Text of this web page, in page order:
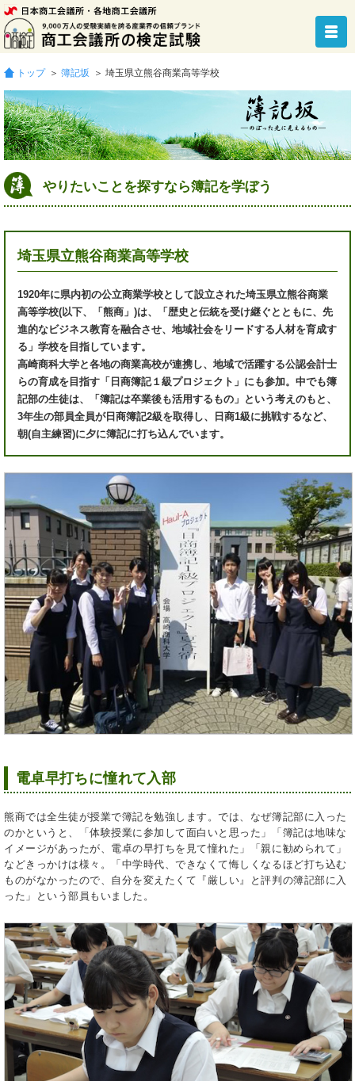
トップ ＞ 簿記坂 ＞ 埼玉県立熊谷商業高等学校
やりたいことを探すなら簿記を学ぼう
埼玉県立熊谷商業高等学校
1920年に県内初の公立商業学校として設立された埼玉県立熊谷商業
高等学校(以下、「熊商」)は、「歴史と伝統を受け継ぐとともに、先
進的なビジネス教育を融合させ、地域社会をリードする人材を育成す
る」学校を目指しています。
高崎商科大学と各地の商業高校が連携し、地域で活躍する公認会計士
らの育成を目指す「日商簿記１級プロジェクト」にも参加。中でも簿
記部の生徒は、「簿記は卒業後も活用するもの」という考えのもと、
3年生の部員全員が日商簿記2級を取得し、日商1級に挑戦するなど、
朝(自主練習)に夕に簿記に打ち込んでいます。
電卓早打ちに憧れて入部
熊商では全生徒が授業で簿記を勉強します。では、なぜ簿記部に入った
のかというと、「体験授業に参加して面白いと思った」「簿記は地味な
イメージがあったが、電卓の早打ちを見て憧れた」「親に勧められて」
などきっかけは様々。「中学時代、できなくて悔しくなるほど打ち込む
ものがなかったので、自分を変えたくて『厳しい』と評判の簿記部に入
った」という部員もいました。